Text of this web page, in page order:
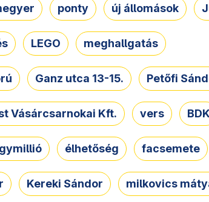
ponty új állomások
LEGO meghallgatás
Ganz utca 13-15. Petőfi
Vásárcsarnokai Kft. vers BDK
élhetőség facsemete
Kereki Sándor milkovics